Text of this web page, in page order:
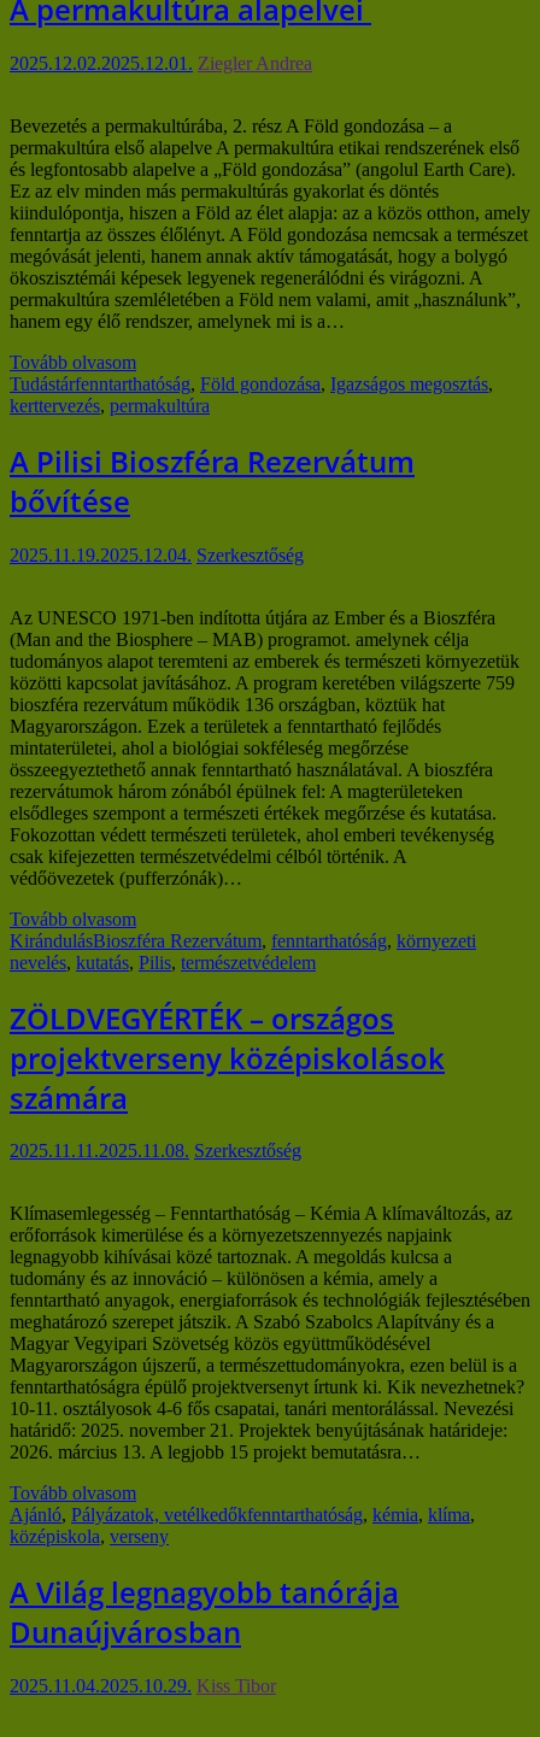
A permakultúra alapelvei
2025.12.02.2025.12.01. Ziegler Andrea
Bevezetés a permakultúrába, 2. rész A Föld gondozása – a
permakultúra első alapelve A permakultúra etikai rendszerének első
és legfontosabb alapelve a „Föld gondozása” (angolul Earth Care).
Ez az elv minden más permakultúrás gyakorlat és döntés
kiindulópontja, hiszen a Föld az élet alapja: az a közös otthon, amely
fenntartja az összes élőlényt. A Föld gondozása nemcsak a természet
megóvását jelenti, hanem annak aktív támogatását, hogy a bolygó
ökoszisztémái képesek legyenek regenerálódni és virágozni. A
permakultúra szemléletében a Föld nem valami, amit „használunk”,
hanem egy élő rendszer, amelynek mi is a…
Tovább olvasom
Tudástárfenntarthatóság, Föld gondozása, Igazságos megosztás,
kerttervezés, permakultúra
A Pilisi Bioszféra Rezervátum
bővítése
2025.11.19.2025.12.04. Szerkesztőség
Az UNESCO 1971-ben indította útjára az Ember és a Bioszféra
(Man and the Biosphere – MAB) programot. amelynek célja
tudományos alapot teremteni az emberek és természeti környezetük
közötti kapcsolat javításához. A program keretében világszerte 759
bioszféra rezervátum működik 136 országban, köztük hat
Magyarországon. Ezek a területek a fenntartható fejlődés
mintaterületei, ahol a biológiai sokféleség megőrzése
összeegyeztethető annak fenntartható használatával. A bioszféra
rezervátumok három zónából épülnek fel: A magterületeken
elsődleges szempont a természeti értékek megőrzése és kutatása.
Fokozottan védett természeti területek, ahol emberi tevékenység
csak kifejezetten természetvédelmi célból történik. A
védőövezetek (pufferzónák)…
Tovább olvasom
KirándulásBioszféra Rezervátum, fenntarthatóság, környezeti
nevelés, kutatás, Pilis, természetvédelem
ZÖLDVEGYÉRTÉK – országos
projektverseny középiskolások
számára
2025.11.11.2025.11.08. Szerkesztőség
Klímasemlegesség – Fenntarthatóság – Kémia A klímaváltozás, az
erőforrások kimerülése és a környezetszennyezés napjaink
legnagyobb kihívásai közé tartoznak. A megoldás kulcsa a
tudomány és az innováció – különösen a kémia, amely a
fenntartható anyagok, energiaforrások és technológiák fejlesztésében
meghatározó szerepet játszik. A Szabó Szabolcs Alapítvány és a
Magyar Vegyipari Szövetség közös együttműködésével
Magyarországon újszerű, a természettudományokra, ezen belül is a
fenntarthatóságra épülő projektversenyt írtunk ki. Kik nevezhetnek?
10-11. osztályosok 4-6 fős csapatai, tanári mentorálással. Nevezési
határidő: 2025. november 21. Projektek benyújtásának határideje:
2026. március 13. A legjobb 15 projekt bemutatásra…
Tovább olvasom
Ajánló, Pályázatok, vetélkedőkfenntarthatóság, kémia, klíma,
középiskola, verseny
A Világ legnagyobb tanórája
Dunaújvárosban
2025.11.04.2025.10.29. Kiss Tibor